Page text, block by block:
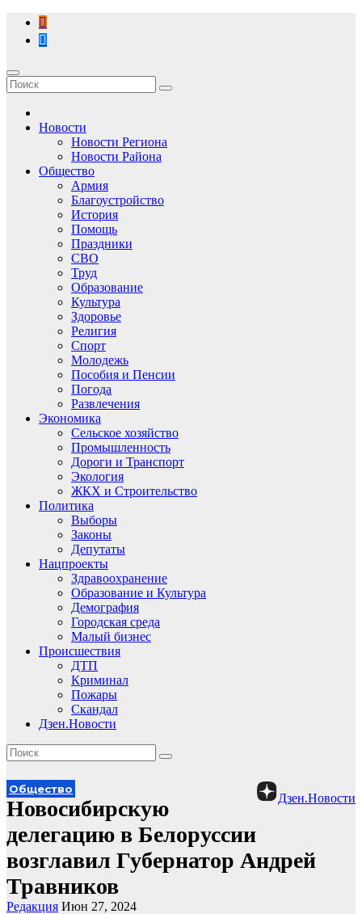
Перейти
содержимому
Новости
Новости Региона
Новости Района
Общество
Армия
Благоустройство
История
Помощь
Праздники
СВО
Труд
Образование
Культура
Здоровье
Религия
Спорт
Молодежь
Пособия и Пенсии
Погода
Развлечения
Экономика
Сельское хозяйство
Промышленность
Дороги и Транспорт
Экология
ЖКХ и Строительство
Политика
Выборы
Законы
Депутаты
Нацпроекты
Здравоохранение
Образование и Культура
Демография
Городская среда
Малый бизнес
Происшествия
ДТП
Криминал
Пожары
Скандал
Дзен.Новости
Дзен.Новости
Общество
Новосибирскую
делегацию в Белоруссии
возглавил Губернатор Андрей
Травников
Редакция Июн 27, 2024